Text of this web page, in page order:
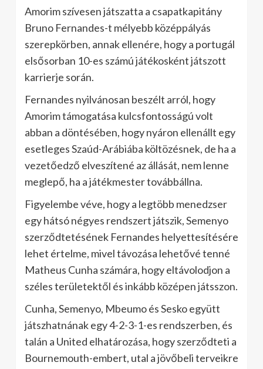
Amorim szívesen játszatta a csapatkapitány
Bruno Fernandes-t mélyebb középpályás
szerepkörben, annak ellenére, hogy a portugál
elsősorban 10-es számú játékosként játszott
karrierje során.
Fernandes nyilvánosan beszélt arról, hogy
Amorim támogatása kulcsfontosságú volt
abban a döntésében, hogy nyáron ellenállt egy
esetleges Szaúd-Arábiába költözésnek, de ha a
vezetőedző elveszítené az állását, nem lenne
meglepő, ha a játékmester továbbállna.
Figyelembe véve, hogy a legtöbb menedzser
egy hátsó négyes rendszert játszik, Semenyo
szerződtetésének Fernandes helyettesítésére
lehet értelme, mivel távozása lehetővé tenné
Matheus Cunha számára, hogy eltávolodjon a
széles területektől és inkább középen játsszon.
Cunha, Semenyo, Mbeumo és Sesko együtt
játszhatnának egy 4-2-3-1-es rendszerben, és
talán a United elhatározása, hogy szerződteti a
Bournemouth-embert, utal a jövőbeli terveikre